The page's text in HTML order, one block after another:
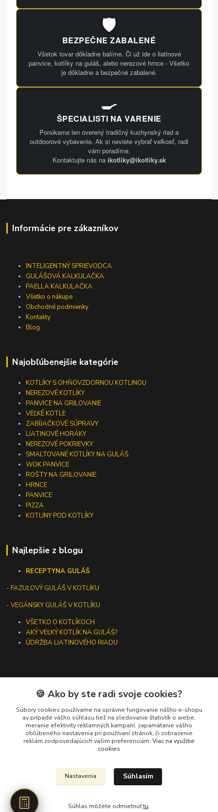
🛡️
BEZPEČNE ZABALENÉ
Všetok tovar dôkladne balíme. Či už ide o liatinové
panvice, kotlíky na guláš, alebo nerezové hrnce - Všetko
je dôkladne a bezpečné zabalené.
🍳
ŠPECIALISTI NA VARENIE
Ponúkame len overený tradičný kuchynský riad a
outdoorové vybavenie. Ak si neviete vybrať veľkosť, radi
vám poradíme.
Kontaktujte nás na ikotliky@ikotliky.sk
Informácie pre zákazníkov
INTELIGENTNÝ SPRIEVODCA
GULÁŠOVÁ KALKULAČKA
PAELLA KALKULAČKA
Všetko o nákupe
Obchodné podmienky
Kontakty
Blog
Najobľúbenejšie kategórie
KOTLÍKY S OHŇOVZDORNOU KOTLINOU
NEREZOVÉ KOTLÍKY
PANVICE NA GRILOVANIE
VEĽKÉ KOTLE
ZABÍJAČKOVÉ SÚPRAVY
LIATINOVÉ HORÁKY
NEREZOVÉ POKRIEVKY
SMALTOVANÉ KOTLÍKY NA GULÁŠ
WOK PANVICE
ROŠTY NA GRILOVANIE
HRNCE
PANVICE
PIZZA
KOTLINY POD KOTLÍKY
Najlepšie z blogu
RECEPTYNA GULÁŠ
-FAZUĽOVÝ GULÁŠ V KOTLÍKU
- VEGÁNSKY GULÁŠ V KOTLÍKU
VŠETKO O KOTLÍKOCH
AKÝ VEĽKÝ KOTLÍK NA GULÁŠ?
ÚDRŽBA LIATINOVÉHO RIADU
Kontakty
+421 919 275 553
(Po-Pia, 10-13 hod.)
ikotliky@ikotliky.sk
🍪 Ako by ste radi svoje cookies?
Súbory cookies používame na správne fungovanie nášho e-shopu
av prípade vášho súhlasu tiež na sledovanie štatistík o webe,
meranie efektivity reklamných kampaní, zapamätanie vášho
obľúbeného nastavenia pri používaní stránok, či zobrazenie
reklám zodpovedajúcich vašim preferenciám. Viac na využitie
cookies
Nastavenia Súhlasím
Súhlas môžete odmietnuťtu.